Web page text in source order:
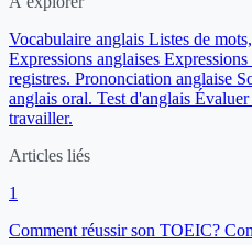
Vocabulaire anglais Listes de
Expressions anglaises
registres. Prononciation anglaise
anglais oral. Test d'anglais Évaluer
travailler.
Articles liés
1
Comment réussir son TOEIC?